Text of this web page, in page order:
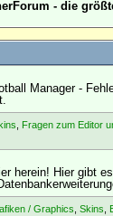
- die
Manager -
Fragen zum Editor
herein! Hier gibt
/ Graphics ,Skins